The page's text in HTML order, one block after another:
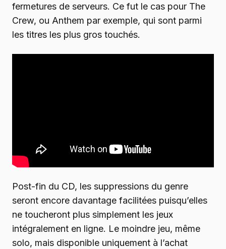
fermetures de serveurs. Ce fut le cas pour The
Crew, ou Anthem par exemple, qui sont parmi
les titres les plus gros touchés.
Post-fin du CD, les suppressions du genre
seront encore davantage facilitées puisqu’elles
ne toucheront plus simplement les jeux
intégralement en ligne. Le moindre jeu, même
solo, mais disponible uniquement à l’achat